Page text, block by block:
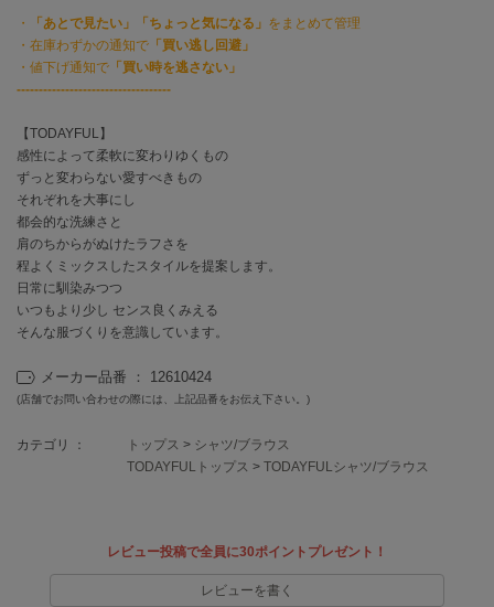
DANSKIN
ダンスキン
エイミー イストワール
emmi
エミ
emmi atelier
エミ アトリエ
emmi yoga
エミヨガ
ETRÉ TOKYO
エトレトウキョウ
アイ
・ 「あとで見たい」「ちょっと気になる」 をまとめて管理
・在庫わずかの通知で 「買い逃し回避」
・値下げ通知で 「買い時を逃さない」
-----------------------------------
【TODAYFUL】
感性によって柔軟に変わりゆくもの
ずっと変わらない愛すべきもの
それぞれを大事にし
都会的な洗練さと
肩のちからがぬけたラフさを
程よくミックスしたスタイルを提案します。
日常に馴染みつつ
いつもより少し センス良くみえる
そんな服づくりを意識しています。
メーカー品番 ： 12610424
(店舗でお問い合わせの際には、上記品番をお伝え下さい。)
カテゴリ ： トップス > シャツ/ブラウス
TODAYFULトップス > TODAYFULシャツ/ブラウス
レビュー投稿で全員に30ポイントプレゼント！
レビューを書く